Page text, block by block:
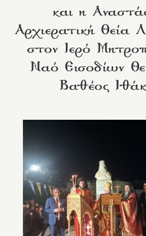
και η
Αρχιερατική Θεία
στον Ιερό
Ναό Εισοδίων
Βαθέος